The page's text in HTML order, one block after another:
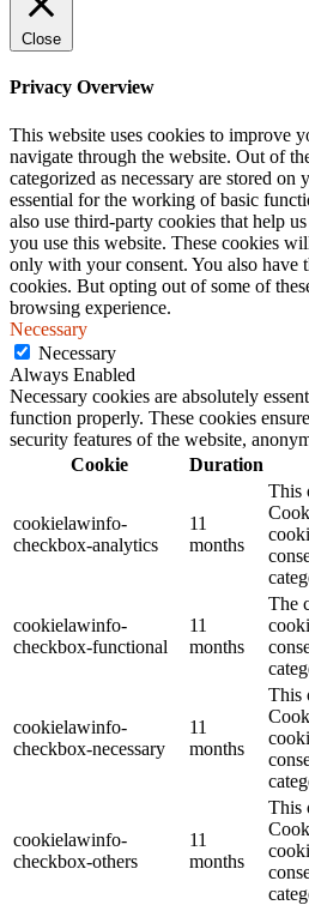
Close
Privacy Overview
This website uses cookies to improve
navigate through the website. Out of
categorized as necessary are stored on
essential for the working of basic
also use third-party cookies that help
you use this website. These cookies
only with your consent. You also have
cookies. But opting out of some of
browsing experience.
Necessary
Necessary
Always Enabled
Necessary cookies are absolutely
function properly. These cookies
security features of the website,
Cookie
Duration
cookielawinfo-
checkbox-analytics
11
months
This
cookielawinfo-
checkbox-functional
11
months
The
cookielawinfo-
checkbox-necessary
11
months
This
cookielawinfo-
checkbox-others
11
months
This